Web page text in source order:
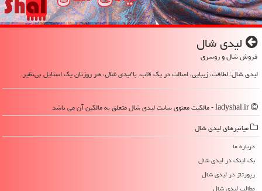
لیدی شال
فروش شال و روسری
لیدی شال: لطافت، زیبایی، اصالت در یک قاب. بالیدی شال، هر روزتان یک استایل بی‌نظیر.
میانبرهای لیدی شال
درباره ما
بک لینک در لیدی شال
رپورتاژ در لیدی شال
مطالب لیدی شال